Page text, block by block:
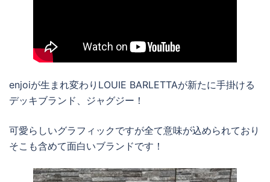
enjoiが生まれ変わりLOUIE BARLETTAが新たに手掛ける
デッキブランド、ジャグジー！
可愛らしいグラフィックですが全て意味が込められており
そこも含めて面白いブランドです！